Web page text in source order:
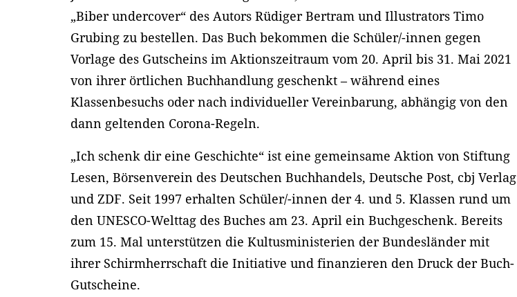
„Biber undercover“ des Autors Rüdiger Bertram und Illustrators Timo
Grubing zu bestellen. Das Buch bekommen die Schüler/-innen gegen
Vorlage des Gutscheins im Aktionszeitraum vom 20. April bis 31. Mai 2021
von ihrer örtlichen Buchhandlung geschenkt – während eines
Klassenbesuchs oder nach individueller Vereinbarung, abhängig von den
dann geltenden Corona-Regeln.
„Ich schenk dir eine Geschichte“ ist eine gemeinsame Aktion von Stiftung
Lesen, Börsenverein des Deutschen Buchhandels, Deutsche Post, cbj Verlag
und ZDF. Seit 1997 erhalten Schüler/-innen der 4. und 5. Klassen rund um
den UNESCO-Welttag des Buches am 23. April ein Buchgeschenk. Bereits
zum 15. Mal unterstützen die Kultusministerien der Bundesländer mit
ihrer Schirmherrschaft die Initiative und finanzieren den Druck der Buch-
Gutscheine.